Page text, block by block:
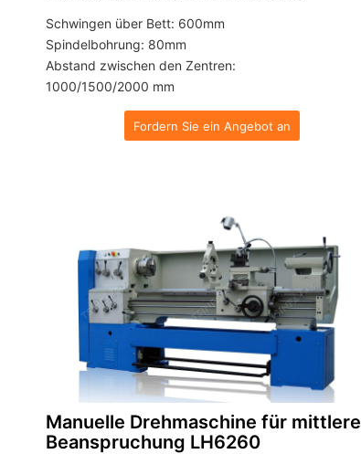
Schwingen über Bett: 600mm
Spindelbohrung: 80mm
Abstand zwischen den Zentren:
1000/1500/2000 mm
Fordern Sie ein Angebot an
Manuelle Drehmaschine für mittlere
Beanspruchung LH6260